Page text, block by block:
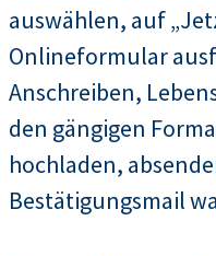
auswählen, auf
Onlineformular
Anschreiben,
den gängigen
hochladen,
Bestätigungsmail